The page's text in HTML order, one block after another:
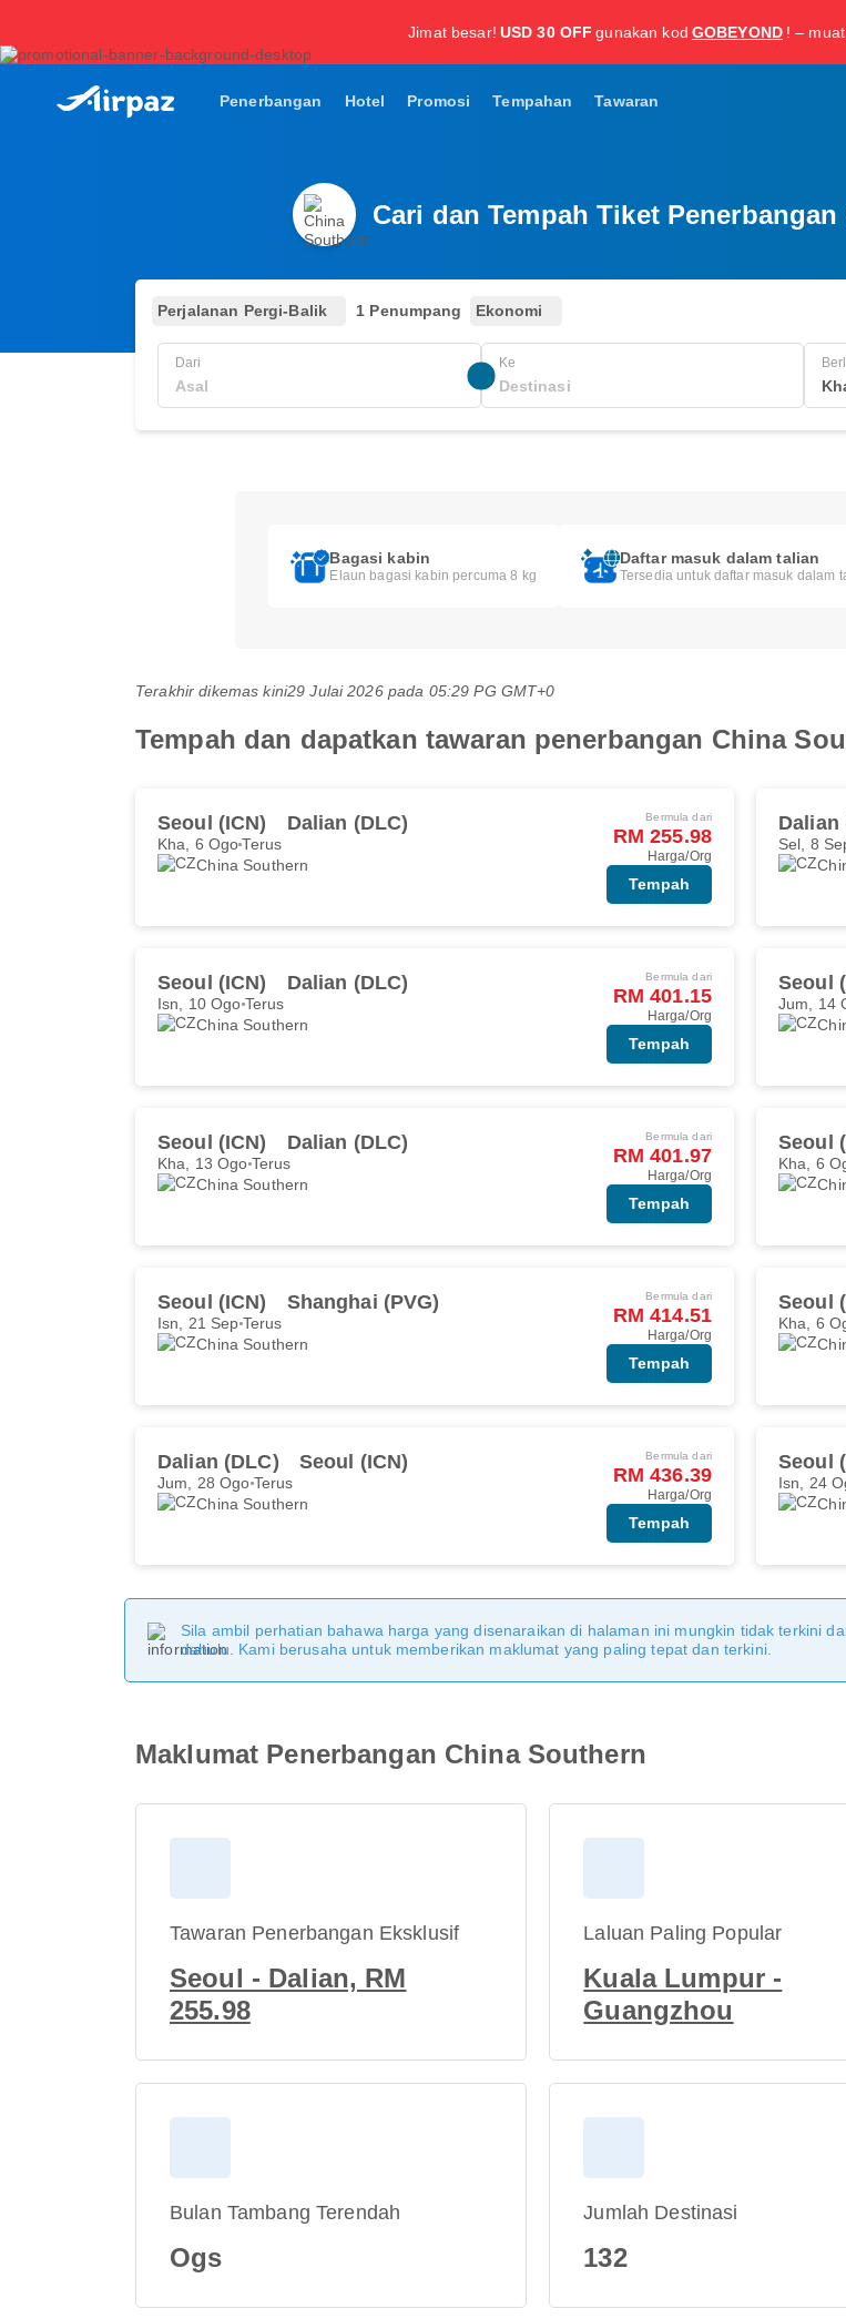
Jimat besar! USD 30 OFF gunakan kod GOBEYOND ! –
Penerbangan Hotel Promosi Tempahan Tawaran
Cari dan Tempah Tiket
Perjalanan Pergi-Balik 1 Penumpang Ekonomi
Dari Ke
Bagasi kabin
Elaun bagasi kabin percuma 8 kg
Daftar masuk dalam talian
Tersedia untuk daftar masuk dalam
Terakhir dikemas kini29 Julai 2026 pada 05:29 PG GMT+0
Tempah dan dapatkan tawaran penerbangan China
Seoul (ICN) Dalian (DLC)
Kha, 6 OgoTerus
China Southern
Bermula dari
RM 255.98
Harga/Org
Tempah
Dalian
Sel, 8
Seoul (ICN) Dalian (DLC)
Isn, 10 Ogo Terus
China Southern
Bermula dari
RM 401.15
Harga/Org
Tempah
Seoul
Jum, 14
Seoul (ICN) Dalian (DLC)
Kha, 13 Ogo Terus
China Southern
Bermula dari
RM 401.97
Harga/Org
Tempah
Seoul
Kha, 6
Seoul (ICN) Shanghai (PVG)
Isn, 21 Sep Terus
China Southern
Bermula dari
RM 414.51
Harga/Org
Tempah
Seoul
Kha, 6
Dalian (DLC) Seoul (ICN)
Jum, 28 Ogo Terus
China Southern
Bermula dari
RM 436.39
Harga/Org
Tempah
Seoul
Isn, 24
Sila ambil perhatian bahawa harga yang disenaraikan di halaman ini mungkin tidak terkini
dahulu. Kami berusaha untuk memberikan maklumat yang paling tepat dan terkini.
Maklumat Penerbangan China Southern
Tawaran Penerbangan Eksklusif
Seoul - Dalian, RM
255.98
Laluan Paling Popular
Kuala Lumpur -
Guangzhou
Bulan Tambang Terendah
Ogs
Jumlah Destinasi
132